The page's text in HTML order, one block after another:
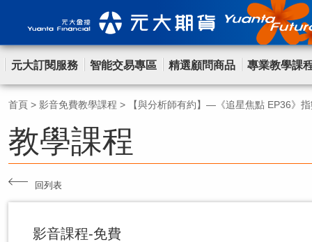
元大訂閱服務 智能交易專區 精選顧問商品 專業教學課
首頁 > 影音免費教學課程 > 【與分析師有約】—《追星焦點 EP36》
教學課程
回列表
影音課程-免費